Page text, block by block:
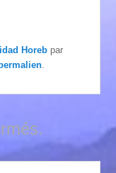
Horeb par